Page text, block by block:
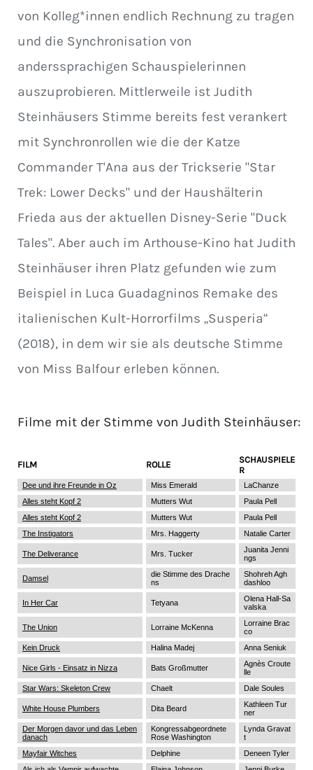
von Kolleg*innen endlich Rechnung zu tragen
und die Synchronisation von
anderssprachigen Schauspielerinnen
auszuprobieren. Mittlerweile ist Judith
Steinhäusers Stimme bereits fest verankert
mit Synchronrollen wie die der Katze
Commander T'Ana aus der Trickserie "Star
Trek: Lower Decks" und der Haushälterin
Frieda aus der aktuellen Disney-Serie "Duck
Tales". Aber auch im Arthouse-Kino hat Judith
Steinhäuser ihren Platz gefunden wie zum
Beispiel in Luca Guadagninos Remake des
italienischen Kult-Horrorfilms „Susperia“
(2018), in dem wir sie als deutsche Stimme
von Miss Balfour erleben können.
Filme mit der Stimme von Judith Steinhäuser:
FILM ROLLE
SCHAUSPIELE
R
Dee und ihre Freunde in Oz Miss Emerald
LaChanze
Alles steht Kopf 2
Mutters Wut
Paula Pell
Alles steht Kopf 2
Mutters Wut
Paula Pell
The Instigators
Mrs. Haggerty Natalie Carter
The Deliverance Mrs. Tucker
Juanita Jenni
ngs
Damsel
die Stimme des Drache
ns
Shohreh Agh
dashloo
In Her Car Tetyana
Olena Hall-Sa
valska
The Union Lorraine McKenna
Lorraine Brac
co
Kein Druck
Halina Madej Anna Seniuk
Nice Girls - Einsatz in Nizza Bats Großmutter
Agnès Croute
lle
Star Wars: Skeleton Crew
Chaelt Dale Soules
White House Plumbers Dita Beard
Kathleen Tur
ner
Der Morgen davor und das Leben
danach
Kongressabgeordnete
Rose Washington
Lynda Gravat
t
Mayfair Witches
Delphine
Deneen Tyler